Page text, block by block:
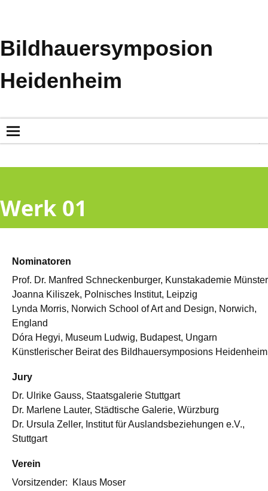
Bildhauersymposion
Heidenheim
Nominatoren
Prof. Dr. Manfred Schneckenburger, Kunstakademie Münster
Joanna Kiliszek, Polnisches Institut, Leipzig
Lynda Morris, Norwich School of Art and Design, Norwich,
England
Dóra Hegyi, Museum Ludwig, Budapest, Ungarn
Künstlerischer Beirat des Bildhauersymposions Heidenheim
Jury
Dr. Ulrike Gauss, Staatsgalerie Stuttgart
Dr. Marlene Lauter, Städtische Galerie, Würzburg
Dr. Ursula Zeller, Institut für Auslandsbeziehungen e.V.,
Stuttgart
Verein
Vorsitzender: Klaus Moser